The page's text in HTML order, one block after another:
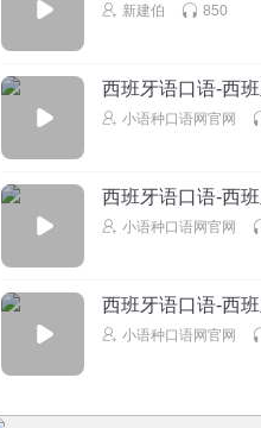
新建伯 850
西班牙语口语-西
小语种口语网官网
西班牙语口语-西
小语种口语网官网
西班牙语口语-西
小语种口语网官网